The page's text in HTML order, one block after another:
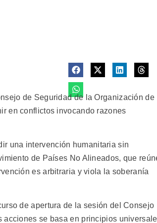
de Seguridad de la Organización de
en conflictos invocando razones
una intervención humanitaria sin
de Países No Alineados, que
es arbitraria y viola la soberanía
de apertura de la sesión del Consejo
se basa en principios